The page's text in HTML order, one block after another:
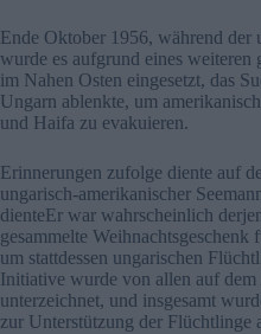
Ende Oktober 1956, während der
wurde es aufgrund eines weiteren
im Nahen Osten eingesetzt, das
Ungarn ablenkte, um
und Haifa zu evakuieren.
Erinnerungen zufolge diente auf
ungarisch-amerikanischer
dienteEr war wahrscheinlich
gesammelte Weihnachtsgeschenk
um stattdessen ungarischen
Initiative wurde von allen auf dem
unterzeichnet, und insgesamt
zur Unterstützung der Flüchtlinge